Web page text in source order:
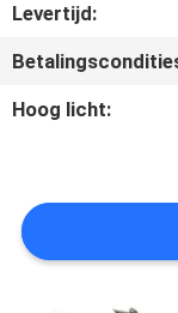
NEEM
CONTACT
MET
NIEUWS
Levertijd:
Hoog licht: